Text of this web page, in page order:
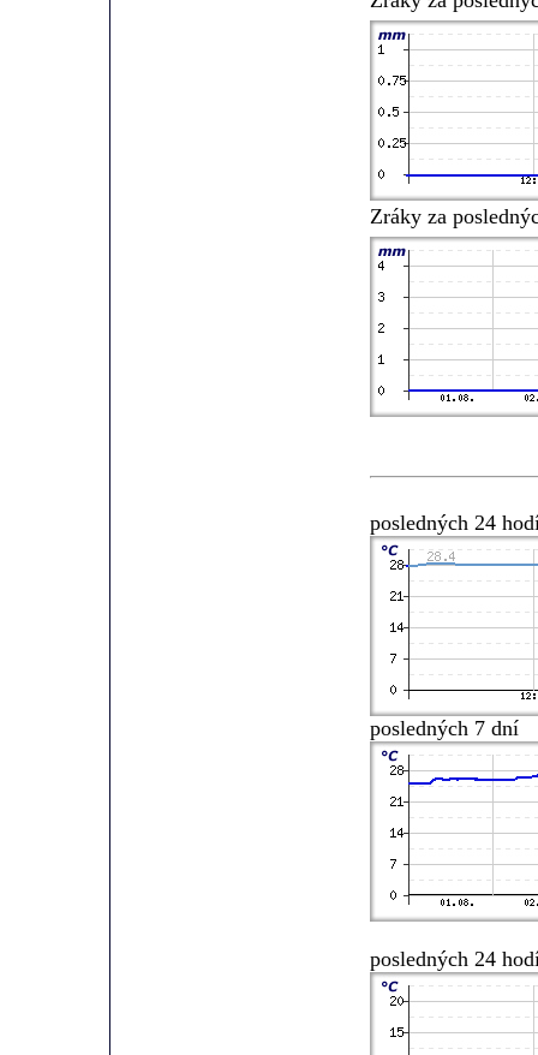
Zráky za
posledných 24
posledných 7 dní
posledných 24